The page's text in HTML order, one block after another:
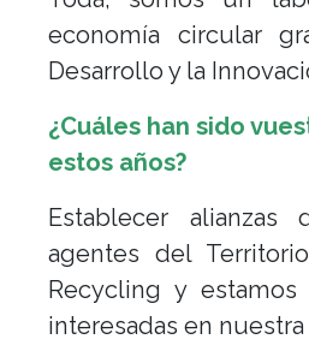
economía circular
Desarrollo y la
¿Cuáles han sido
estos años?
Establecer
agentes del
Recycling y
interesadas en